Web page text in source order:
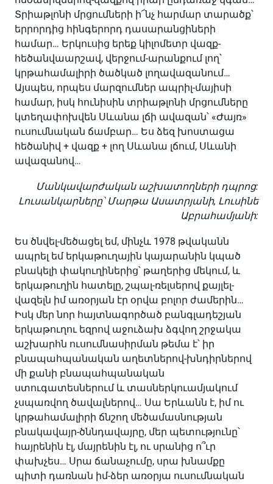
Տրիաթլոնի մրցումների ի՜նչ հարմար տարածք՝
երրորդից հինգերորդ դասարանցիների
համար… Երկուսից երեք կիլոմետր վազք-
հեծանվաարշավ, վերջում-արանքում լող՝
կրթահամալիրի ծածկած լողավազանում…
Այսպես, որպես մարզումներ ապրիլ-մայիսի
համար, իսկ հունիսին տրիաթլոնի մրցումները
կտեղափոխվեն Սևանա լճի ավազան՝ «Ժայռ»
ուսումնական ճամբար… Ես ձեզ խոստացա
հեծանիվ + վազք + լող Սևանա լճում, Սևանի
ավազանով…
Մանկավարժական աշխատողների դպրոց:
Լուսանկարները՝ Մարթա Ասատրյանի, Լուսինե
Աբրահամյանի:
Ես ծնվել-մեծացել եմ, մինչև 1978 թվականն
ապրել եմ երկաթուղային կայարանին կպած
բնակելի փակուղիներից՝ թաղերից մեկում, և
երկաթուղին հատելը, շպալ-ռելսերով քայլել-
վազելն իմ առօրյան էր օրվա բոլոր ժամերին…
Իսկ մեր նոր հայտնագործած բանգլադեշյան
երկաթուղու եզրով աջուձախ ձգվող շրջակա
աշխարհն ուսումնասիրման թեմա է՝ իր
բնապահպանական աղետներով-խնդիրներով
մի քանի բնապահպանական
ստուգատեսներում և տասներկուամյակում
չսպառվող ծավալներով… Սա Երևանն է, իմ ու
կրթահամալիրի ճնշող մեծամասնության
բնակավայր-ծննդավայրը, մեր պետությունը՝
հայրենին էլ, մայրենին էլ, ու սրանից ո՞ւր
փախչես… Սրա ճանաչումը, սրա խնամքը
պիտի դառնան իմ-ձեր առօրյա ուսումնական